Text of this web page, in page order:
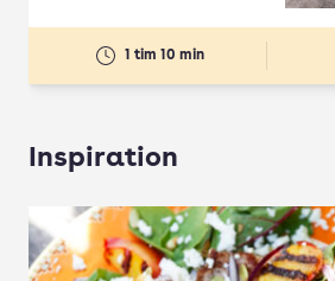
1 tim 10 min
Inspiration